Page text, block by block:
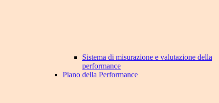
Sistema di misurazione e valutazione della
performance
Piano della Performance